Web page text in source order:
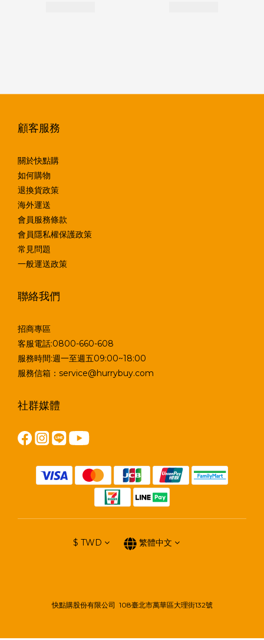
顧客服務
關於快點購
如何購物
退換貨政策
海外運送
會員服務條款
會員隱私權保護政策
常見問題
一般運送政策
聯絡我們
招商專區
客服電話:0800-660-608
服務時間:週一至週五09:00~18:00
服務信箱：service@hurrybuy.com
社群媒體
$ TWD 繁體中文
快點購股份有限公司 108臺北市萬華區大理街132號